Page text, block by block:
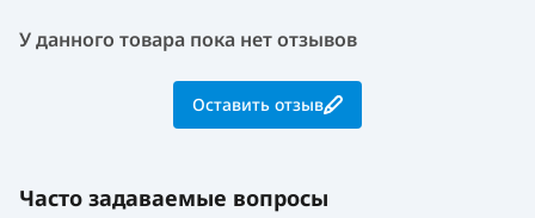
У данного товара пока нет отзывов
Оставить отзыв
Часто задаваемые вопросы